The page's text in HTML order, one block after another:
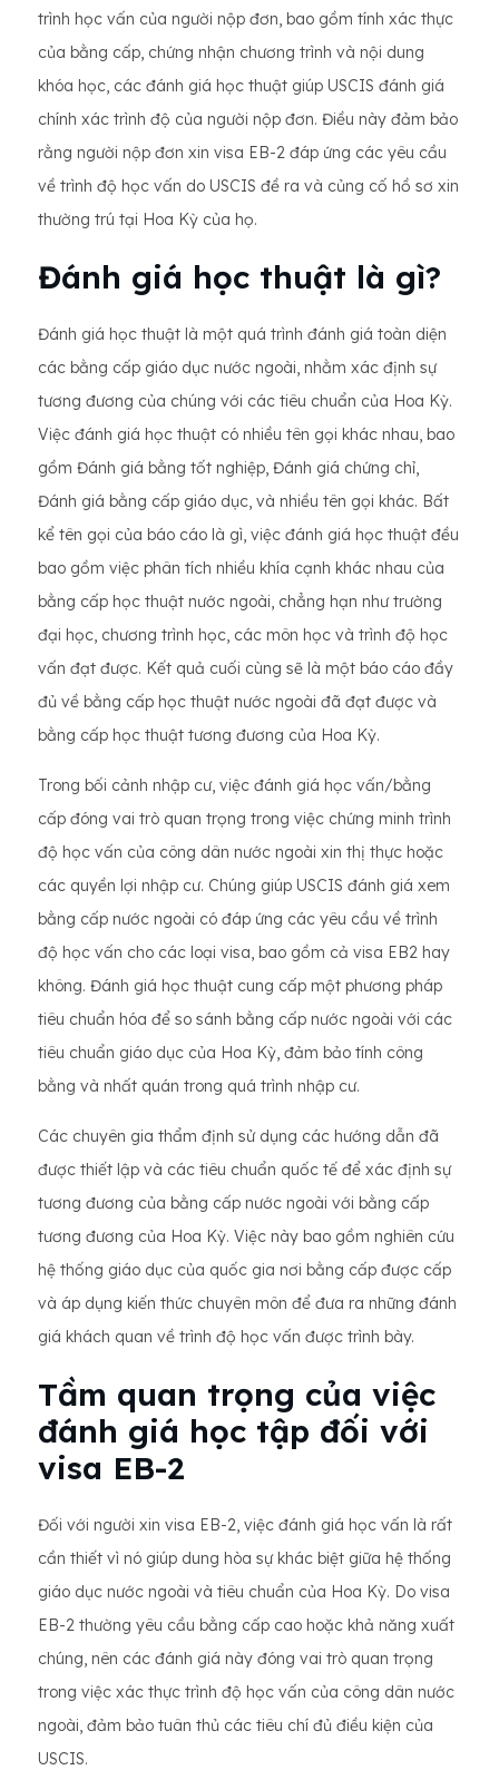
trình học vấn của người nộp đơn, bao gồm tính xác thực
của bằng cấp, chứng nhận chương trình và nội dung
khóa học, các đánh giá học thuật giúp USCIS đánh giá
chính xác trình độ của người nộp đơn. Điều này đảm bảo
rằng người nộp đơn xin visa EB-2 đáp ứng các yêu cầu
về trình độ học vấn do USCIS đề ra và củng cố hồ sơ xin
thường trú tại Hoa Kỳ của họ.
Đánh giá học thuật là gì?
Đánh giá học thuật là một quá trình đánh giá toàn diện
các bằng cấp giáo dục nước ngoài, nhằm xác định sự
tương đương của chúng với các tiêu chuẩn của Hoa Kỳ.
Việc đánh giá học thuật có nhiều tên gọi khác nhau, bao
gồm Đánh giá bằng tốt nghiệp, Đánh giá chứng chỉ,
Đánh giá bằng cấp giáo dục, và nhiều tên gọi khác. Bất
kể tên gọi của báo cáo là gì, việc đánh giá học thuật đều
bao gồm việc phân tích nhiều khía cạnh khác nhau của
bằng cấp học thuật nước ngoài, chẳng hạn như trường
đại học, chương trình học, các môn học và trình độ học
vấn đạt được. Kết quả cuối cùng sẽ là một báo cáo đầy
đủ về bằng cấp học thuật nước ngoài đã đạt được và
bằng cấp học thuật tương đương của Hoa Kỳ.
Trong bối cảnh nhập cư, việc đánh giá học vấn/bằng
cấp đóng vai trò quan trọng trong việc chứng minh trình
độ học vấn của công dân nước ngoài xin thị thực hoặc
các quyền lợi nhập cư. Chúng giúp USCIS đánh giá xem
bằng cấp nước ngoài có đáp ứng các yêu cầu về trình
độ học vấn cho các loại visa, bao gồm cả visa EB2 hay
không. Đánh giá học thuật cung cấp một phương pháp
tiêu chuẩn hóa để so sánh bằng cấp nước ngoài với các
tiêu chuẩn giáo dục của Hoa Kỳ, đảm bảo tính công
bằng và nhất quán trong quá trình nhập cư.
Các chuyên gia thẩm định sử dụng các hướng dẫn đã
được thiết lập và các tiêu chuẩn quốc tế để xác định sự
tương đương của bằng cấp nước ngoài với bằng cấp
tương đương của Hoa Kỳ. Việc này bao gồm nghiên cứu
hệ thống giáo dục của quốc gia nơi bằng cấp được cấp
và áp dụng kiến ​​thức chuyên môn để đưa ra những đánh
giá khách quan về trình độ học vấn được trình bày.
Tầm quan trọng của việc
đánh giá học tập đối với
visa EB-2
Đối với người xin visa EB-2, việc đánh giá học vấn là rất
cần thiết vì nó giúp dung hòa sự khác biệt giữa hệ thống
giáo dục nước ngoài và tiêu chuẩn của Hoa Kỳ. Do visa
EB-2 thường yêu cầu bằng cấp cao hoặc khả năng xuất
chúng, nên các đánh giá này đóng vai trò quan trọng
trong việc xác thực trình độ học vấn của công dân nước
ngoài, đảm bảo tuân thủ các tiêu chí đủ điều kiện của
USCIS.